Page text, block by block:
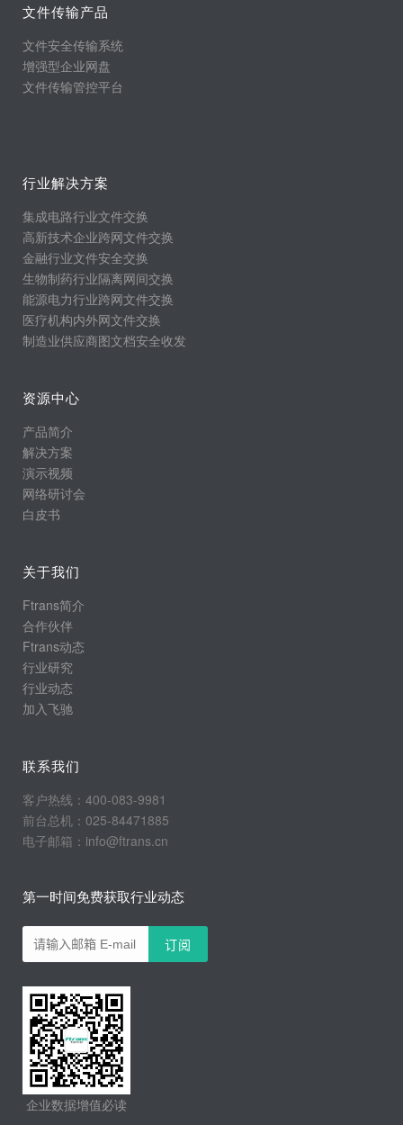
文件传输产品
文件安全传输系统
增强型企业网盘
文件传输管控平台
行业解决方案
集成电路行业文件交换
高新技术企业跨网文件交换
金融行业文件安全交换
生物制药行业隔离网间交换
能源电力行业跨网文件交换
医疗机构内外网文件交换
制造业供应商图文档安全收发
资源中心
产品简介
解决方案
演示视频
网络研讨会
白皮书
关于我们
Ftrans简介
合作伙伴
Ftrans动态
行业研究
行业动态
加入飞驰
联系我们
客户热线：400-083-9981
前台总机：025-84471885
电子邮箱：info@ftrans.cn
第一时间免费获取行业动态
企业数据增值必读